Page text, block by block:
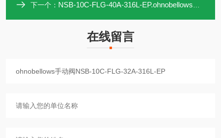
下一个： NSB-10C-FLG-40A-316L-EP.ohnobellows手动阀NSB-10C-FLG-40A-316L-EP
在线留言